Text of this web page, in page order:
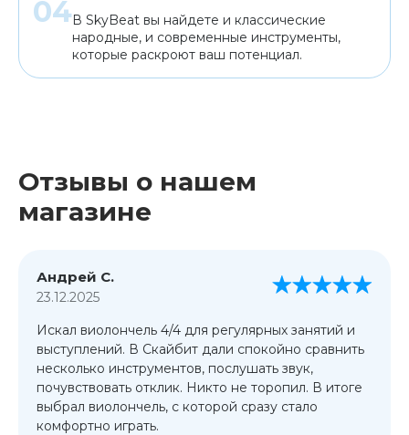
В SkyBeat вы найдете и классические
народные, и современные инструменты,
которые раскроют ваш потенциал.
Отзывы о нашем
магазине
Андрей С.
23.12.2025
Искал виолончель 4/4 для регулярных занятий и
выступлений. В Скайбит дали спокойно сравнить
несколько инструментов, послушать звук,
почувствовать отклик. Никто не торопил. В итоге
выбрал виолончель, с которой сразу стало
комфортно играть.